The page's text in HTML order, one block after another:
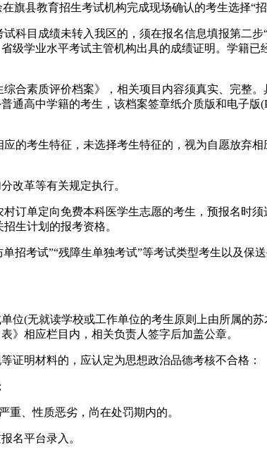
旗县教育招生考试机构完成现场确认的考生选择“招
科目成绩未转入我区的，须在报名信息填报第二
级学业水平考试主管机构出具的成绩证明。学籍
合素质评价档案》，相关项目内容须真实、完整
高中学籍的考生，该档案签章纸介质版和电子版
的考生特征，未选择考生特征的，视为自愿放弃
改革等有关规定执行。
订单定向免费本科医学生志愿的考生，预报名时
生计划的报考资格。
单招考试”“残障生单独考试”等考试类型考生以及
位(无就读学校或工作单位的考生原则上由所属的
》相应栏目内，相关负责人签字后加盖公章。
证明材料的，应认定为思想政治品德考核不合格：
重、性质恶劣，尚在处罚期内的。
名平台录入。